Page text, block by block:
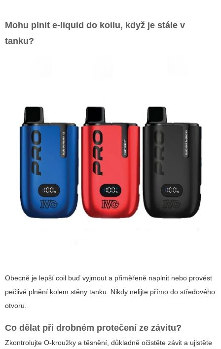
Mohu plnit e-liquid do koilu, když je stále v
tanku?
Obecně je lepší coil buď vyjmout a přiměřeně naplnit nebo provést
pečlivé plnění kolem stěny tanku. Nikdy nelijte přímo do středového
otvoru.
Co dělat při drobném protečení ze závitu?
Zkontrolujte O-kroužky a těsnění, důkladně očistěte závit a ujistěte